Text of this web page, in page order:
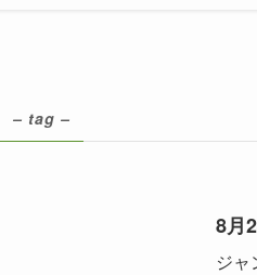
– tag –
8月
ジ